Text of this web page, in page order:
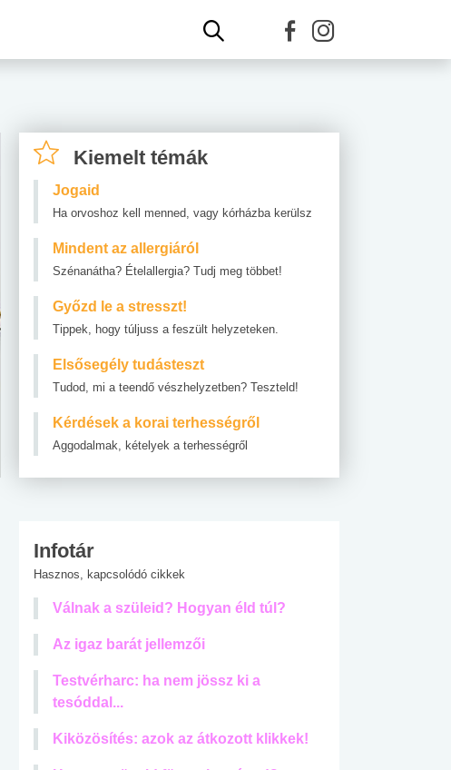
Kiemelt témák
Jogaid
Ha orvoshoz kell menned, vagy kórházba kerülsz
Mindent az allergiáról
Szénanátha? Ételallergia? Tudj meg többet!
Győzd le a stresszt!
Tippek, hogy túljuss a feszült helyzeteken.
Elsősegély tudásteszt
Tudod, mi a teendő vészhelyzetben? Teszteld!
Kérdések a korai terhességről
Aggodalmak, kételyek a terhességről
Infotár
Hasznos, kapcsolódó cikkek
Válnak a szüleid? Hogyan éld túl?
Az igaz barát jellemzői
Testvérharc: ha nem jössz ki a
tesóddal...
Kiközösítés: azok az átkozott klikkek!